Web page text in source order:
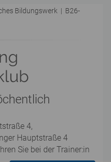
Bildungswerk | B26-
4,
Hauptstraße 4
Sie bei der Trainer:in